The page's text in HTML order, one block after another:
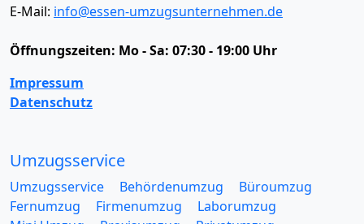
E-Mail: info@essen-umzugsunternehmen.de
Öffnungszeiten: Mo - Sa: 07:30 - 19:00 Uhr
Impressum
Datenschutz
Umzugsservice
Umzugsservice Behördenumzug
Büroumzug
Fernumzug
Firmenumzug
Laborumzug